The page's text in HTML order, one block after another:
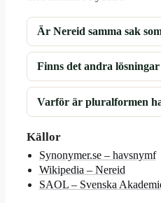
Är Nereid samma sak
Finns det andra
Varför är pluralformen
Källor
Synonymer.se – havsnymf
Wikipedia – Nereid
SAOL – Svenska